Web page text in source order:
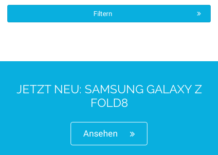
Filtern
JETZT NEU: SAMSUNG GALAXY Z
FOLD8
Ansehen